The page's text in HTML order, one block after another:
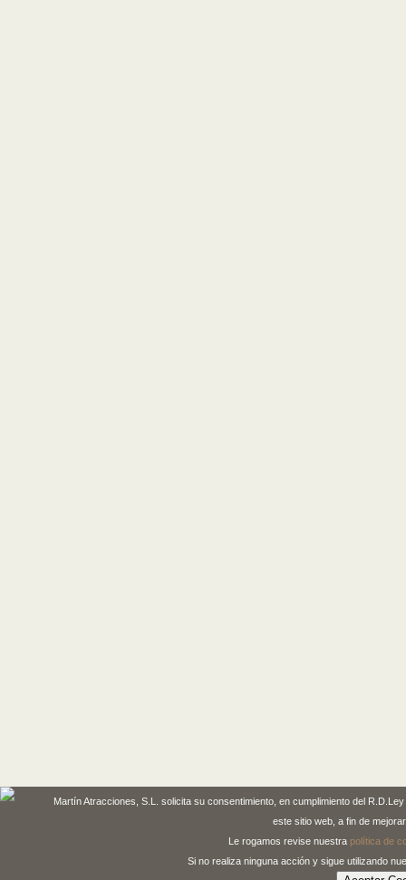
Martín Atracciones, S.L. solicita su consentimiento, en cumplimiento del
este sitio web, a fin de
Le rogamos revise nuestra política de
Si no realiza ninguna acción y sigue utilizando